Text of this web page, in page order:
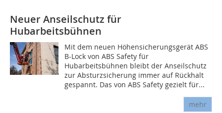
Neuer Anseilschutz für
Hubarbeitsbühnen
Mit dem neuen Höhensicherungsgerät ABS
B-Lock von ABS Safety für
Hubarbeitsbühnen bleibt der Anseilschutz
zur Absturzsicherung immer auf Rückhalt
gespannt. Das von ABS Safety gezielt für...
mehr